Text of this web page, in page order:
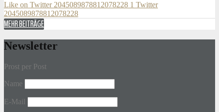
Like on Twitter 2045089878812078228 1 Twitter
2045089878812078228
MEHR BEITRÄGE
Newsletter
Prost per Post
Name
E-Mail